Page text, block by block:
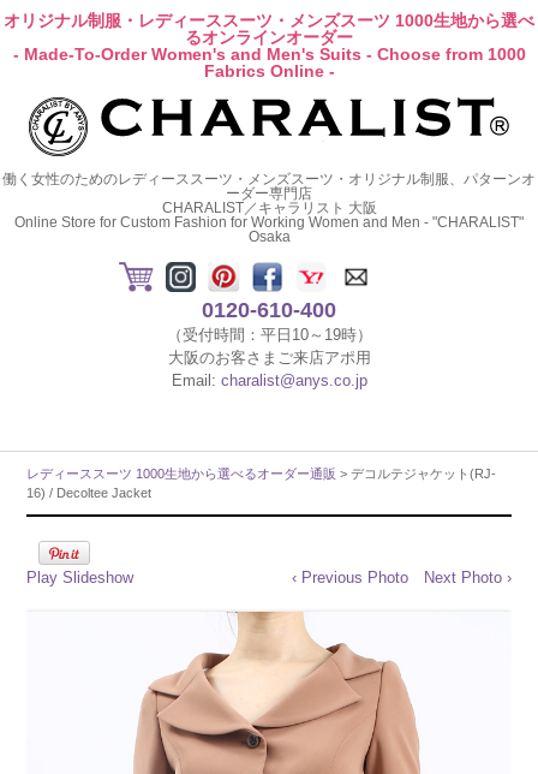
オリジナル制服・レディーススーツ・メンズスーツ 1000生地から選べ
るオンラインオーダー
- Made-To-Order Women's and Men's Suits - Choose from 1000
Fabrics Online -
働く女性のためのレディーススーツ・メンズスーツ・オリジナル制服、パターンオ
ーダー専門店
CHARALIST／キャラリスト 大阪
Online Store for Custom Fashion for Working Women and Men - "CHARALIST"
Osaka
0120-610-400
（受付時間：平日10～19時）
大阪のお客さまご来店アポ用
Email: charalist@anys.co.jp
レディーススーツ 1000生地から選べるオーダー通販 > デコルテジャケット(RJ-
16) / Decoltee Jacket
Play Slideshow ‹ Previous Photo Next Photo ›